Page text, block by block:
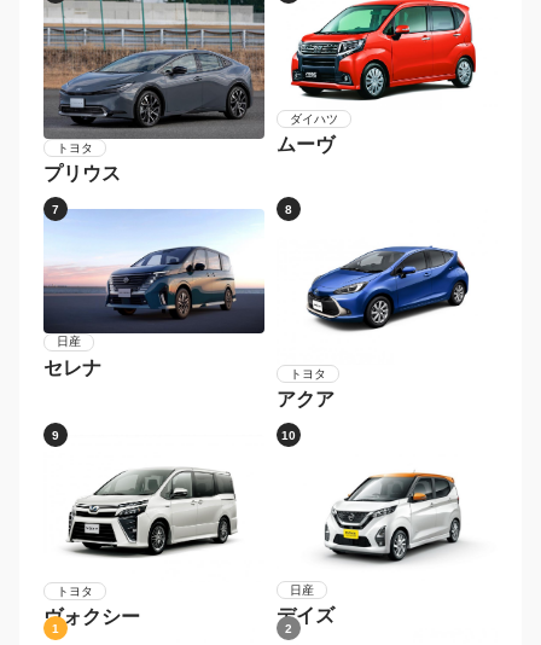
トヨタ
プリウス
ダイハツ
ムーヴ
7
日産
セレナ
8
トヨタ
アクア
9
トヨタ
ヴォクシー
10
日産
デイズ
1 2